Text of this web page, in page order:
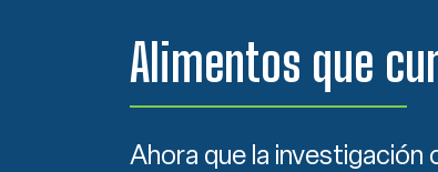
Alimentos que
Ahora que la